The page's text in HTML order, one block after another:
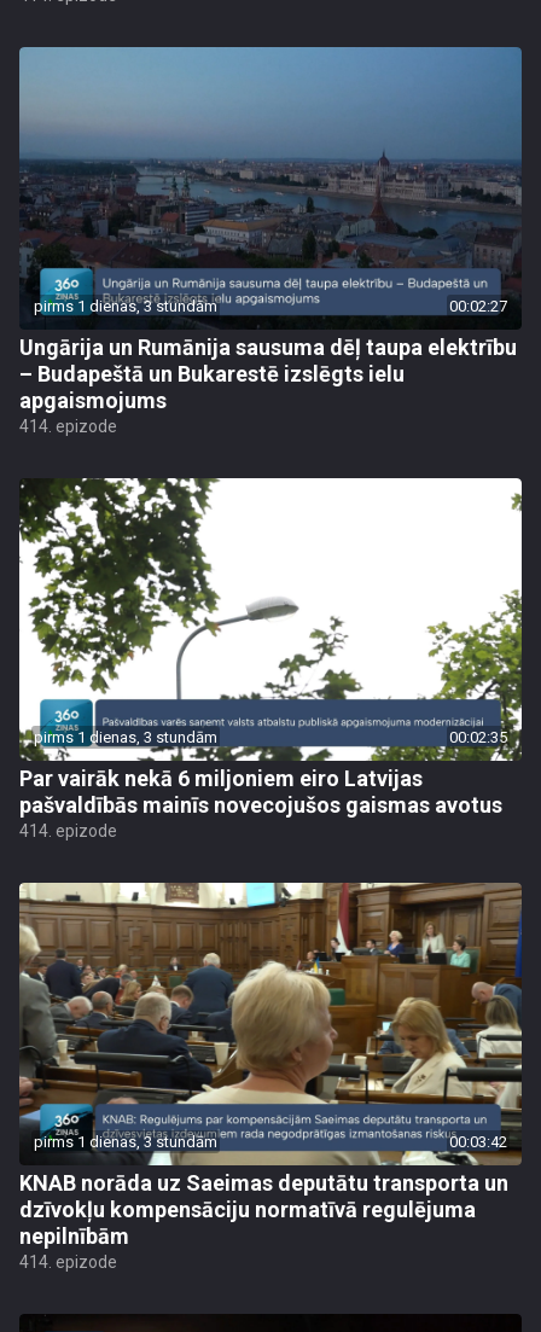
pirms 1 dienas, 3 stundām 00:02:27
Ungārija un Rumānija sausuma dēļ taupa elektrību
– Budapeštā un Bukarestē izslēgts ielu
apgaismojums
414. epizode
pirms 1 dienas, 3 stundām 00:02:35
Par vairāk nekā 6 miljoniem eiro Latvijas
pašvaldībās mainīs novecojušos gaismas avotus
414. epizode
pirms 1 dienas, 3 stundām 00:03:42
KNAB norāda uz Saeimas deputātu transporta un
dzīvokļu kompensāciju normatīvā regulējuma
nepilnībām
414. epizode